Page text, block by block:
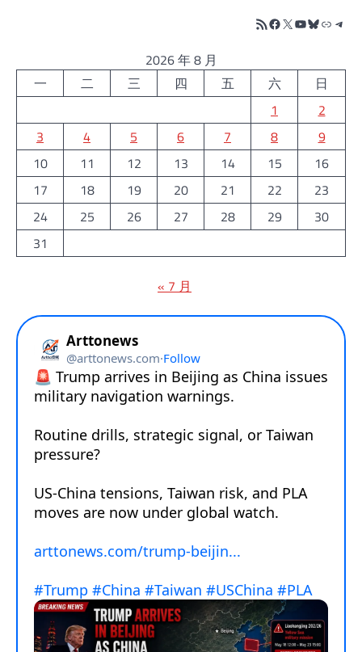
RSS FeedFacebook
X YouTube
Bluesky
链接
2026 年 8 月
一
二 三 四 五 六
日
1
2
3
4 5 6 7 8
9
10
11 12 13 14 15
16
17
18 19 20 21 22
23
24
25 26 27 28 29
30
31
« 7 月